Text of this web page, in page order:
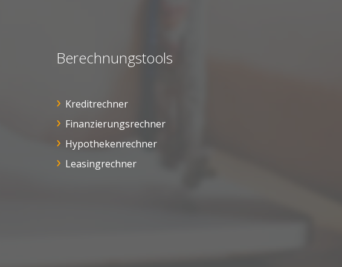
Berechnungstools
Kreditrechner
Finanzierungsrechner
Hypothekenrechner
Leasingrechner